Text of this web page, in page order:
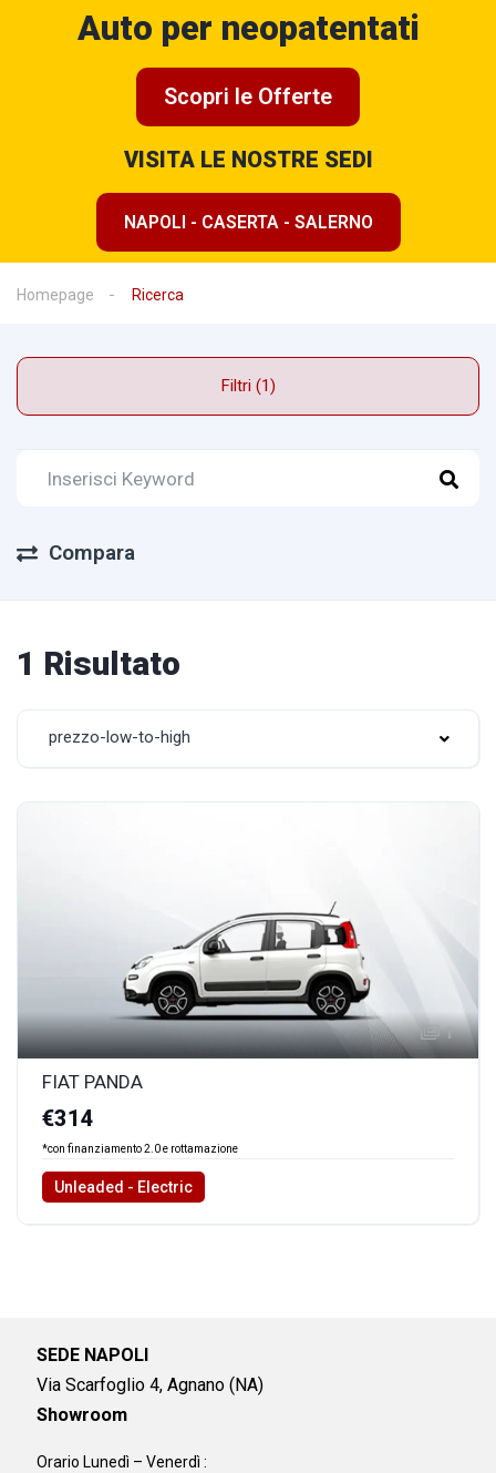
Auto per neopatentati
Scopri le Offerte
VISITA LE NOSTRE SEDI
NAPOLI - CASERTA - SALERNO
Homepage Ricerca
Filtri (1)
Compara
1 Risultato
prezzo-low-to-high
1
FIAT PANDA
€314
*con finanziamento 2.0 e rottamazione
Unleaded - Electric
SEDE NAPOLI
Via Scarfoglio 4, Agnano (NA)
Showroom
Orario Lunedì – Venerdì :